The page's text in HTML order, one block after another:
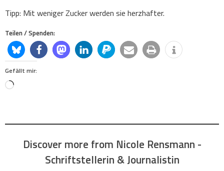
Tipp: Mit weniger Zucker werden sie herzhafter.
Teilen / Spenden:
Gefällt mir:
Loading…
Discover more from Nicole Rensmann -
Schriftstellerin & Journalistin